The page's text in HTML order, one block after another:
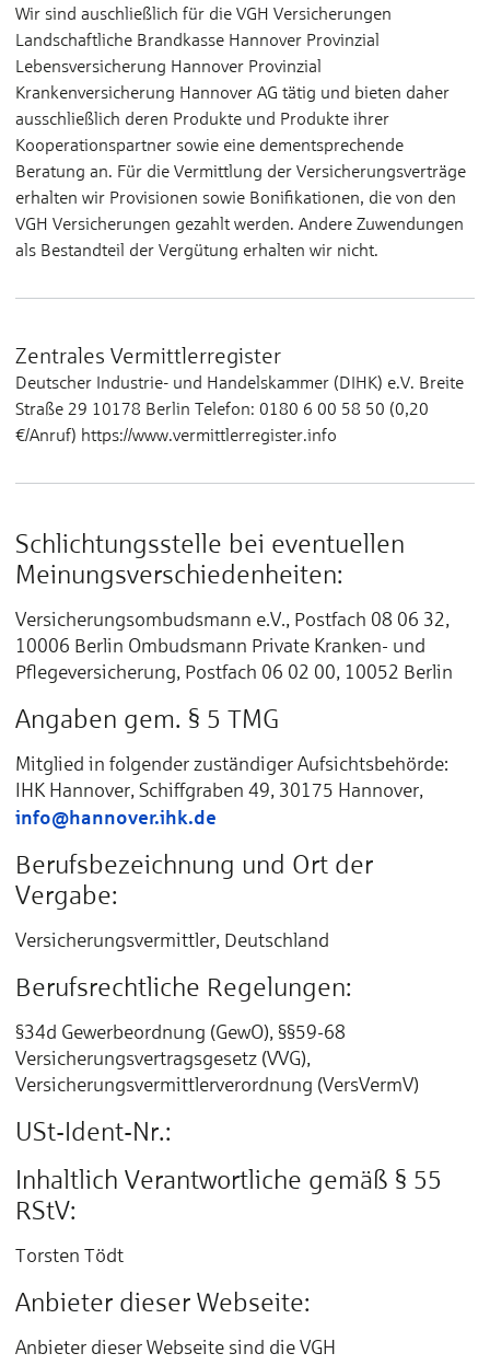
Wir sind auschließlich für die VGH Versicherungen
Landschaftliche Brandkasse Hannover Provinzial
Lebensversicherung Hannover Provinzial
Krankenversicherung Hannover AG tätig und bieten daher
ausschließlich deren Produkte und Produkte ihrer
Kooperationspartner sowie eine dementsprechende
Beratung an. Für die Vermittlung der Versicherungsverträge
erhalten wir Provisionen sowie Bonifikationen, die von den
VGH Versicherungen gezahlt werden. Andere Zuwendungen
als Bestandteil der Vergütung erhalten wir nicht.
Zentrales Vermittlerregister
Deutscher Industrie- und Handelskammer (DIHK) e.V. Breite
Straße 29 10178 Berlin Telefon: 0180 6 00 58 50 (0,20
€/Anruf) https://www.vermittlerregister.info
Schlichtungsstelle bei eventuellen
Meinungsverschiedenheiten:
Versicherungsombudsmann e.V., Postfach 08 06 32,
10006 Berlin Ombudsmann Private Kranken- und
Pflegeversicherung, Postfach 06 02 00, 10052 Berlin
Angaben gem. § 5 TMG
Mitglied in folgender zuständiger Aufsichtsbehörde:
IHK Hannover, Schiffgraben 49, 30175 Hannover,
info@hannover.ihk.de
Berufsbezeichnung und Ort der
Vergabe:
Versicherungsvermittler, Deutschland
Berufsrechtliche Regelungen:
§34d Gewerbeordnung (GewO), §§59-68
Versicherungsvertragsgesetz (VVG),
Versicherungsvermittlerverordnung (VersVermV)
USt-Ident-Nr.:
Inhaltlich Verantwortliche gemäß § 55
RStV:
Torsten Tödt
Anbieter dieser Webseite:
Anbieter dieser Webseite sind die VGH